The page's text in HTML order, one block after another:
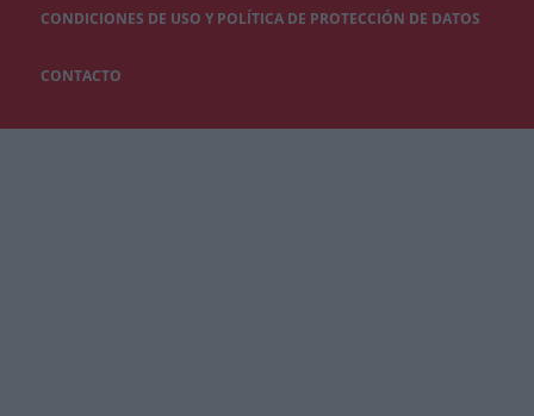
CONDICIONES DE USO Y POLÍTICA DE PROTECCIÓN DE DATOS
CONTACTO